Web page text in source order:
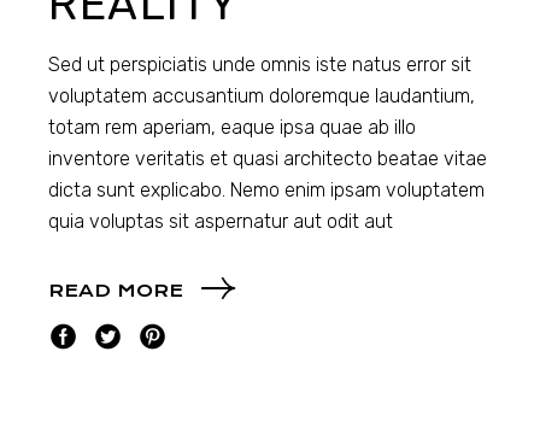
Sed ut perspiciatis unde omnis iste natus error sit
voluptatem accusantium doloremque laudantium,
totam rem aperiam, eaque ipsa quae ab illo
inventore veritatis et quasi architecto beatae vitae
dicta sunt explicabo. Nemo enim ipsam voluptatem
quia voluptas sit aspernatur aut odit aut
READ MORE